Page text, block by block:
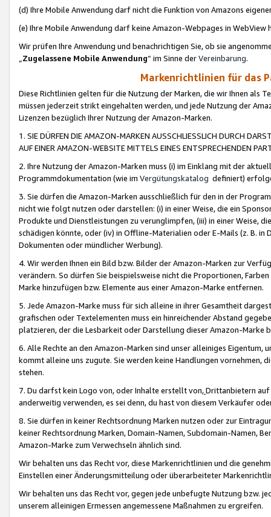
(d) Ihre Mobile Anwendung darf nicht die Funktion von Amazons
(e) Ihre Mobile Anwendung darf keine Amazon-Webpages in WebView
Wir prüfen Ihre Anwendung und benachrichtigen Sie, ob sie
„Zugelassene Mobile Anwendung“ im Sinne derVereinbarung.
Markenrichtlinien für das
Diese Richtlinien gelten für die Nutzung der Marken, die wir Ihnen als
müssen jederzeit strikt eingehalten werden, und jede Nutzung der
Lizenzen bezüglich Ihrer Nutzung der Amazon-Marken.
1. SIE DÜRFEN DIE AMAZON-MARKEN AUSSCHLIESSLICH DURCH
AUF EINER AMAZON-WEBSITE MITTELS EINES ENTSPRECHENDEN
2. Ihre Nutzung der Amazon-Marken muss (i) im Einklang mit der
Programmdokumentation (wie im Vergütungskatalog definiert)
3. Sie dürfen die Amazon-Marken ausschließlich für den in der
nicht wie folgt nutzen oder darstellen: (i) in einer Weise, die ein
Produkte und Dienstleistungen zu verunglimpfen, (iii) in einer Weise,
schädigen könnte, oder (iv) in Offline-Materialien oder E-Mails (z. B. in
Dokumenten oder mündlicher Werbung).
4. Wir werden Ihnen ein Bild bzw. Bilder der Amazon-Marken zur
verändern. So dürfen Sie beispielsweise nicht die Proportionen,
Marke hinzufügen bzw. Elemente aus einer Amazon-Marke entfernen.
5. Jede Amazon-Marke muss für sich alleine in ihrer Gesamtheit
grafischen oder Textelementen muss ein hinreichender Abstand
platzieren, der die Lesbarkeit oder Darstellung dieser Amazon-Marke
6. Alle Rechte an den Amazon-Marken sind unser alleiniges
kommt alleine uns zugute. Sie werden keine Handlungen vornehmen,
stehen.
7. Du darfst kein Logo von, oder Inhalte erstellt von,Drittanbietern auf
anderweitig verwenden, es sei denn, du hast von diesem Verkäufer
8. Sie dürfen in keiner Rechtsordnung Marken nutzen oder zur
keiner Rechtsordnung Marken, Domain-Namen, Subdomain-Namen,
Amazon-Marke zum Verwechseln ähnlich sind.
Wir behalten uns das Recht vor, diese Markenrichtlinien und die
Einstellen einer Änderungsmitteilung oder überarbeiteter
Wir behalten uns das Recht vor, gegen jede unbefugte Nutzung bzw.
unserem alleinigen Ermessen angemessene Maßnahmen zu ergreifen.